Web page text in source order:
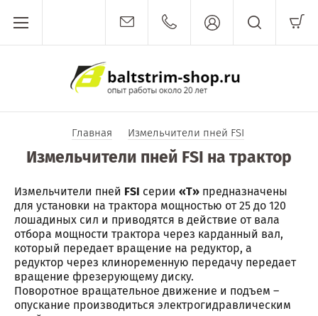
Главная Измельчители пней FSI
Измельчители пней FSI на трактор
Измельчители пней FSI серии «Т» предназначены
для установки на трактора мощностью от 25 до 120
лошадиных сил и приводятся в действие от вала
отбора мощности трактора через карданный вал,
который передает вращение на редуктор, а
редуктор через клиноременную передачу передает
вращение фрезерующему диску.
Поворотное вращательное движение и подъем –
опускание производиться электрогидравлическим